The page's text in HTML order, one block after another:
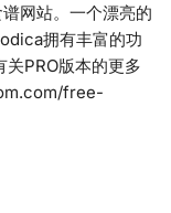
网站。一个漂亮的
拥有丰富的功
PRO版本的更多
free-